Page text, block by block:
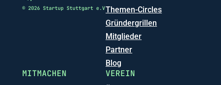
© 2026 Startup Stuttgart e.VThemen-Circles
Gründergrillen
Mitglieder
Partner
Blog
MITMACHEN VEREIN